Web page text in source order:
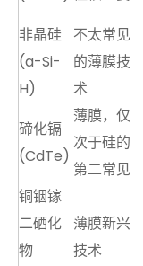
非晶硅
(a-Si-
H)
不太常见
的薄膜技
术
碲化镉
(CdTe)
薄膜，仅
次于硅的
第二常见
铜铟镓
二硒化
物
薄膜新兴
技术